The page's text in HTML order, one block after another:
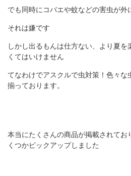
でも同時にコバエや蚊などの害虫が外
それは嫌です
しかし出るもんは仕方ない、より夏
くてはいけません
てなわけでアスクルで虫対策！色々な
揃っております。
本当にたくさんの商品が掲載されてお
くつかピックアップしました